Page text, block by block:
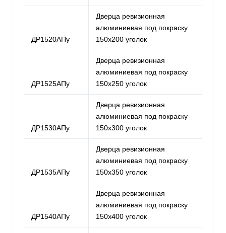
ДР1520АПу
Дверца ревизионная
алюминиевая под покраску
150х200 уголок
ДР1525АПу
Дверца ревизионная
алюминиевая под покраску
150х250 уголок
ДР1530АПу
Дверца ревизионная
алюминиевая под покраску
150х300 уголок
ДР1535АПу
Дверца ревизионная
алюминиевая под покраску
150х350 уголок
ДР1540АПу
Дверца ревизионная
алюминиевая под покраску
150х400 уголок